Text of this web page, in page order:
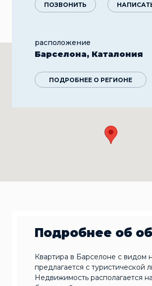
ПОЗВОНИТЬ
расположение
Барселона, Каталония
ПОДРОБНЕЕ О РЕГИОНЕ
Подробнее об
Квартира в Барселоне с видом
предлагается с туристической
Недвижимость располагается